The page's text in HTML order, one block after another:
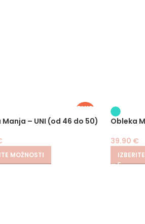
PLUS
– UNI (od 46 do 50)
MOŽNOSTI
Obleka
39.90 €